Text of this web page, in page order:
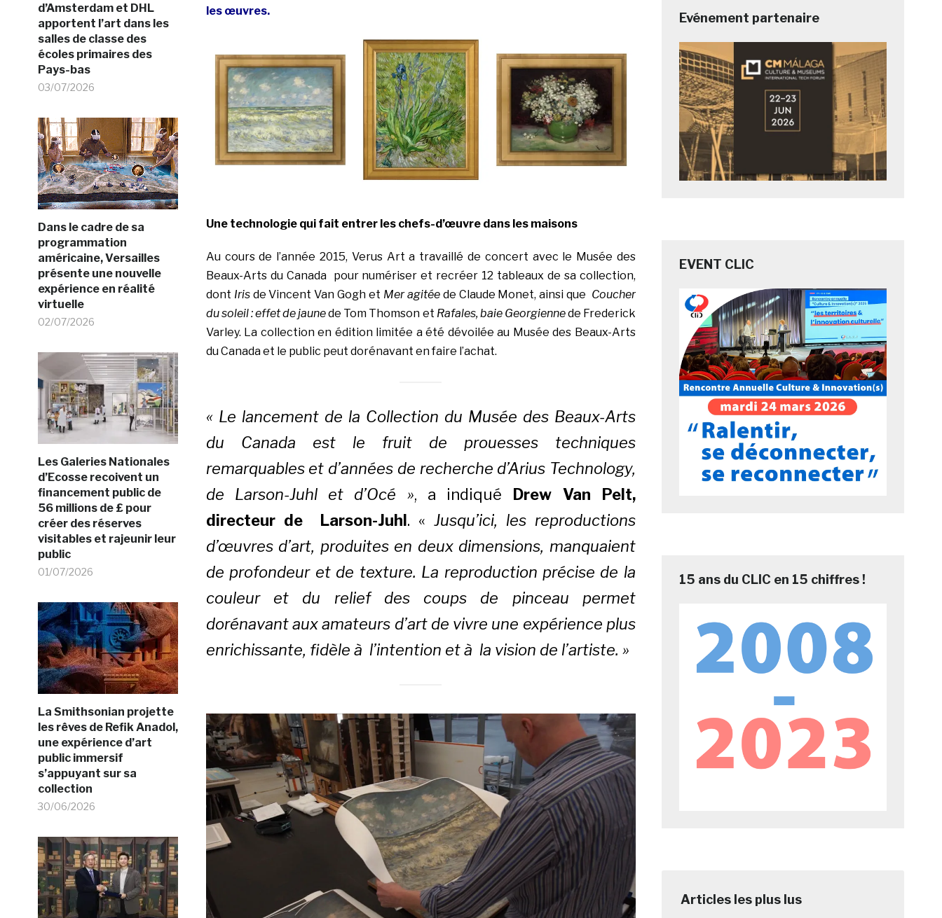
d’Amsterdam et DHL
apportent l’art dans les
salles de classe des
écoles primaires des
Pays-bas
03/07/2026
Dans le cadre de sa
programmation
américaine, Versailles
présente une nouvelle
expérience en réalité
virtuelle
02/07/2026
Les Galeries Nationales
d’Ecosse recoivent un
financement public de
56 millions de £ pour
créer des réserves
visitables et rajeunir leur
public
01/07/2026
La Smithsonian projette
les rêves de Refik Anadol,
une expérience d’art
public immersif
s’appuyant sur sa
collection
30/06/2026
les œuvres.
Une technologie qui fait entrer les chefs-d’œuvre dans les maisons
Au cours de l’année 2015, Verus Art a travaillé de concert avec le Musée des
Beaux-Arts du Canada pour numériser et recréer 12 tableaux de sa collection,
dont Irisde Vincent Van Gogh et Mer agitéede Claude Monet, ainsi que Coucher
du soleil : effet de jaunede Tom Thomson et Rafales, baie Georgiennede Frederick
Varley. La collection en édition limitée a été dévoilée au Musée des Beaux-Arts
duCanadaet le public peut dorénavant en faire l’achat.
« Le lancement de la Collection du Musée des Beaux-Arts
du Canada est le fruit de prouesses techniques
remarquables et d’années de recherche d’Arius Technology,
de Larson-Juhl et d’Océ », a indiqué Drew Van Pelt,
directeur de Larson-Juhl. « Jusqu’ici, les reproductions
d’œuvres d’art, produites en deux dimensions, manquaient
de profondeur et de texture. La reproduction précise de la
couleur et du relief des coups de pinceau permet
dorénavant aux amateurs d’art de vivre une expérience plus
enrichissante, fidèle à l’intention et à la vision de l’artiste. »
Evénement partenaire
EVENT CLIC
15 ans du CLIC en 15 chiffres !